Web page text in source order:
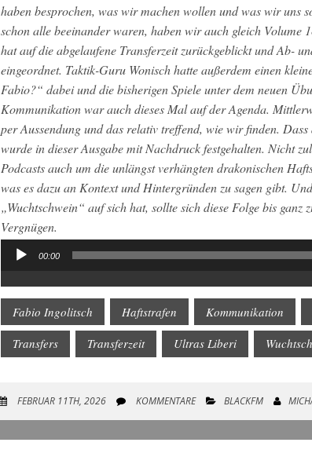
haben besprochen, was wir machen wollen und was wir uns
schon alle beeinander waren, haben wir auch gleich Volume
hat auf die abgelaufene Transferzeit zurückgeblickt und Ab-
eingeordnet. Taktik-Guru Wonisch hatte außerdem einen
Fabio?“ dabei und die bisherigen Spiele unter dem neuen
Kommunikation war auch dieses Mal auf der Agenda.
per Aussendung und das relativ treffend, wie wir finden.
wurde in dieser Ausgabe mit Nachdruck festgehalten. Nicht
Podcasts auch um die unlängst verhängten drakonischen
was es dazu an Kontext und Hintergründen zu sagen gibt.
„Wuchtschwein“ auf sich hat, sollte sich diese Folge bis ganz
Vergnügen.
Audio-
00:00
Fabio Ingolitsch Haftstrafen Kommunikation
Transfers Transferzeit Ultras Liberi
FEBRUAR 11TH, 2026 KOMMENTARE BLACKFM